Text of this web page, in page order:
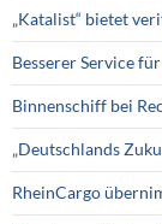
„Katalist“ bietet
Besserer Service
Binnenschiff bei
„Deutschlands
RheinCargo